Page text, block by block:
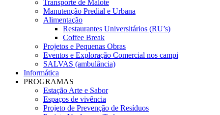
Transporte de Malote
Manutenção Predial e Urbana
Alimentação
Restaurantes Universitários (RU’s)
Coffee Break
Projetos e Pequenas Obras
Eventos e Exploração Comercial nos campi
SALVAS (ambulância)
Informática
PROGRAMAS
Estação Arte e Sabor
Espaços de vivência
Projeto de Prevenção de Resíduos